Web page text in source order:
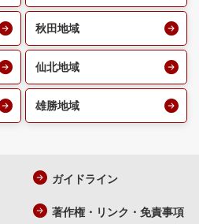
秋田地域
仙北地域
雄勝地域
ガイドライン
著作権・リンク・免責事項